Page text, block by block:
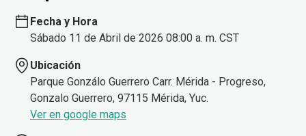
Fecha y Hora
Sábado 11 de Abril de 2026 08:00 a. m. CST
Ubicación
Parque Gonzálo Guerrero Carr. Mérida - Progreso,
Gonzalo Guerrero, 97115 Mérida, Yuc.
Ver en google maps